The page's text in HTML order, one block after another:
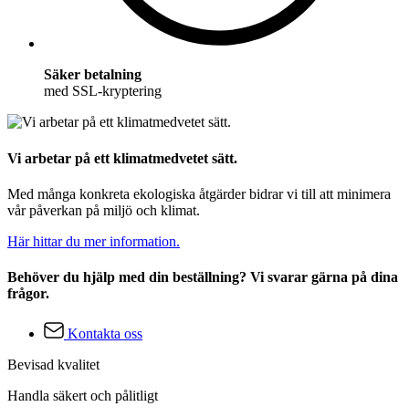
Säker betalning
med SSL-kryptering
Vi arbetar på ett klimatmedvetet sätt.
Med många konkreta ekologiska åtgärder bidrar vi till att minimera
vår påverkan på miljö och klimat.
Här hittar du mer information.
Behöver du hjälp med din beställning? Vi svarar gärna på dina
frågor.
Kontakta oss
Bevisad kvalitet
Handla säkert och pålitligt